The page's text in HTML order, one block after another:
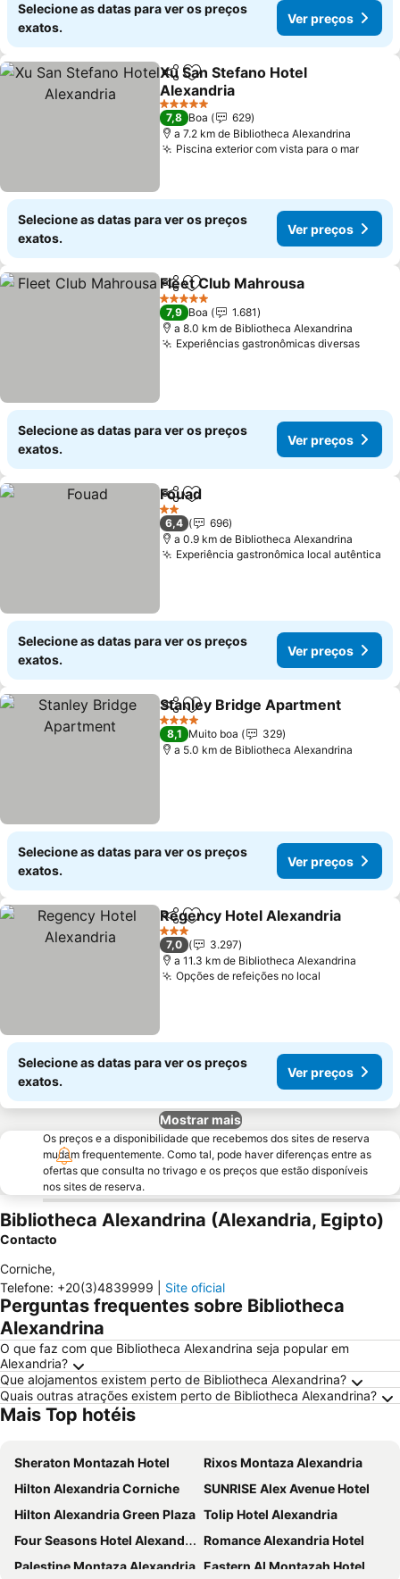
Selecione as datas para ver os preços
exatos.
Ver preços
PartilharAdicionar aos favoritos
Xu San Stefano Hotel
Alexandria
Ver preços
5 Estrelas
7,8 Boa
629
a 7.2 km de Bibliotheca Alexandrina
Piscina exterior com vista para o marVer
Selecione as datas para ver os preços
exatos.
Ver preços
PartilharAdicionar aos favoritos
Fleet Club Mahrousa
5 Estrelas
7,9 Boa
1.681
a 8.0 km de Bibliotheca Alexandrina
Experiências gastronômicas diversasVer
Selecione as datas para ver os preços
exatos.
Ver preços
PartilharAdicionar aos favoritos
Fouad
2 Estrelas
6,4
696
a 0.9 km de Bibliotheca Alexandrina
Experiência gastronômica local autêntica
Selecione as datas para ver os preços
exatos.
Ver preços
PartilharAdicionar aos favoritos
Stanley Bridge Apartment
4 Estrelas
8,1 Muito boa
329
a 5.0 km de Bibliotheca Alexandrina
Selecione as datas para ver os preços
exatos.
Ver preços
PartilharAdicionar aos favoritos
Regency Hotel Alexandria
3 Estrelas
7,0
3.297
a 11.3 km de Bibliotheca Alexandrina
Opções de refeições no local
Selecione as datas para ver os preços
exatos.
Ver preços
Mostrar mais
Os preços e a disponibilidade que recebemos dos sites de reserva
mudam frequentemente. Como tal, pode haver diferenças entre as
ofertas que consulta no trivago e os preços que estão disponíveis
nos sites de reserva.
Bibliotheca Alexandrina (Alexandria, Egipto)
Contacto
Corniche,
Telefone: +20(3)4839999 Site oficial
Perguntas frequentes sobre Bibliotheca
Alexandrina
O que faz com que Bibliotheca Alexandrina seja popular em
Alexandria?
Que alojamentos existem perto de Bibliotheca Alexandrina?
Quais outras atrações existem perto de Bibliotheca Alexandrina?
Mais Top hotéis
Sheraton Montazah Hotel
Rixos Montaza Alexandria
Hilton Alexandria Corniche
SUNRISE Alex Avenue Hotel
Hilton Alexandria Green Plaza Tolip Hotel Alexandria
Four Seasons Hotel Alexandria At San Stefano
Romance Alexandria Hotel
Palestine Montaza Alexandria Eastern Al Montazah Hotel